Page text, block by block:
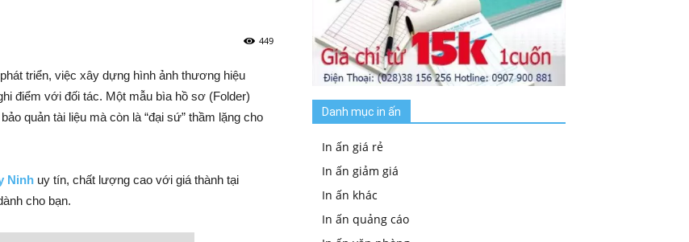
449
triển, việc xây dựng hình ảnh thương hiệu
điểm với đối tác. Một mẫu bìa hồ sơ (Folder)
quản tài liệu mà còn là “đại sứ” thầm lặng cho
Ninh uy tín, chất lượng cao với giá thành tại
cho bạn.
Danh mục in ấn
In ấn giá rẻ
In ấn giảm giá
In ấn khác
In ấn quảng cáo